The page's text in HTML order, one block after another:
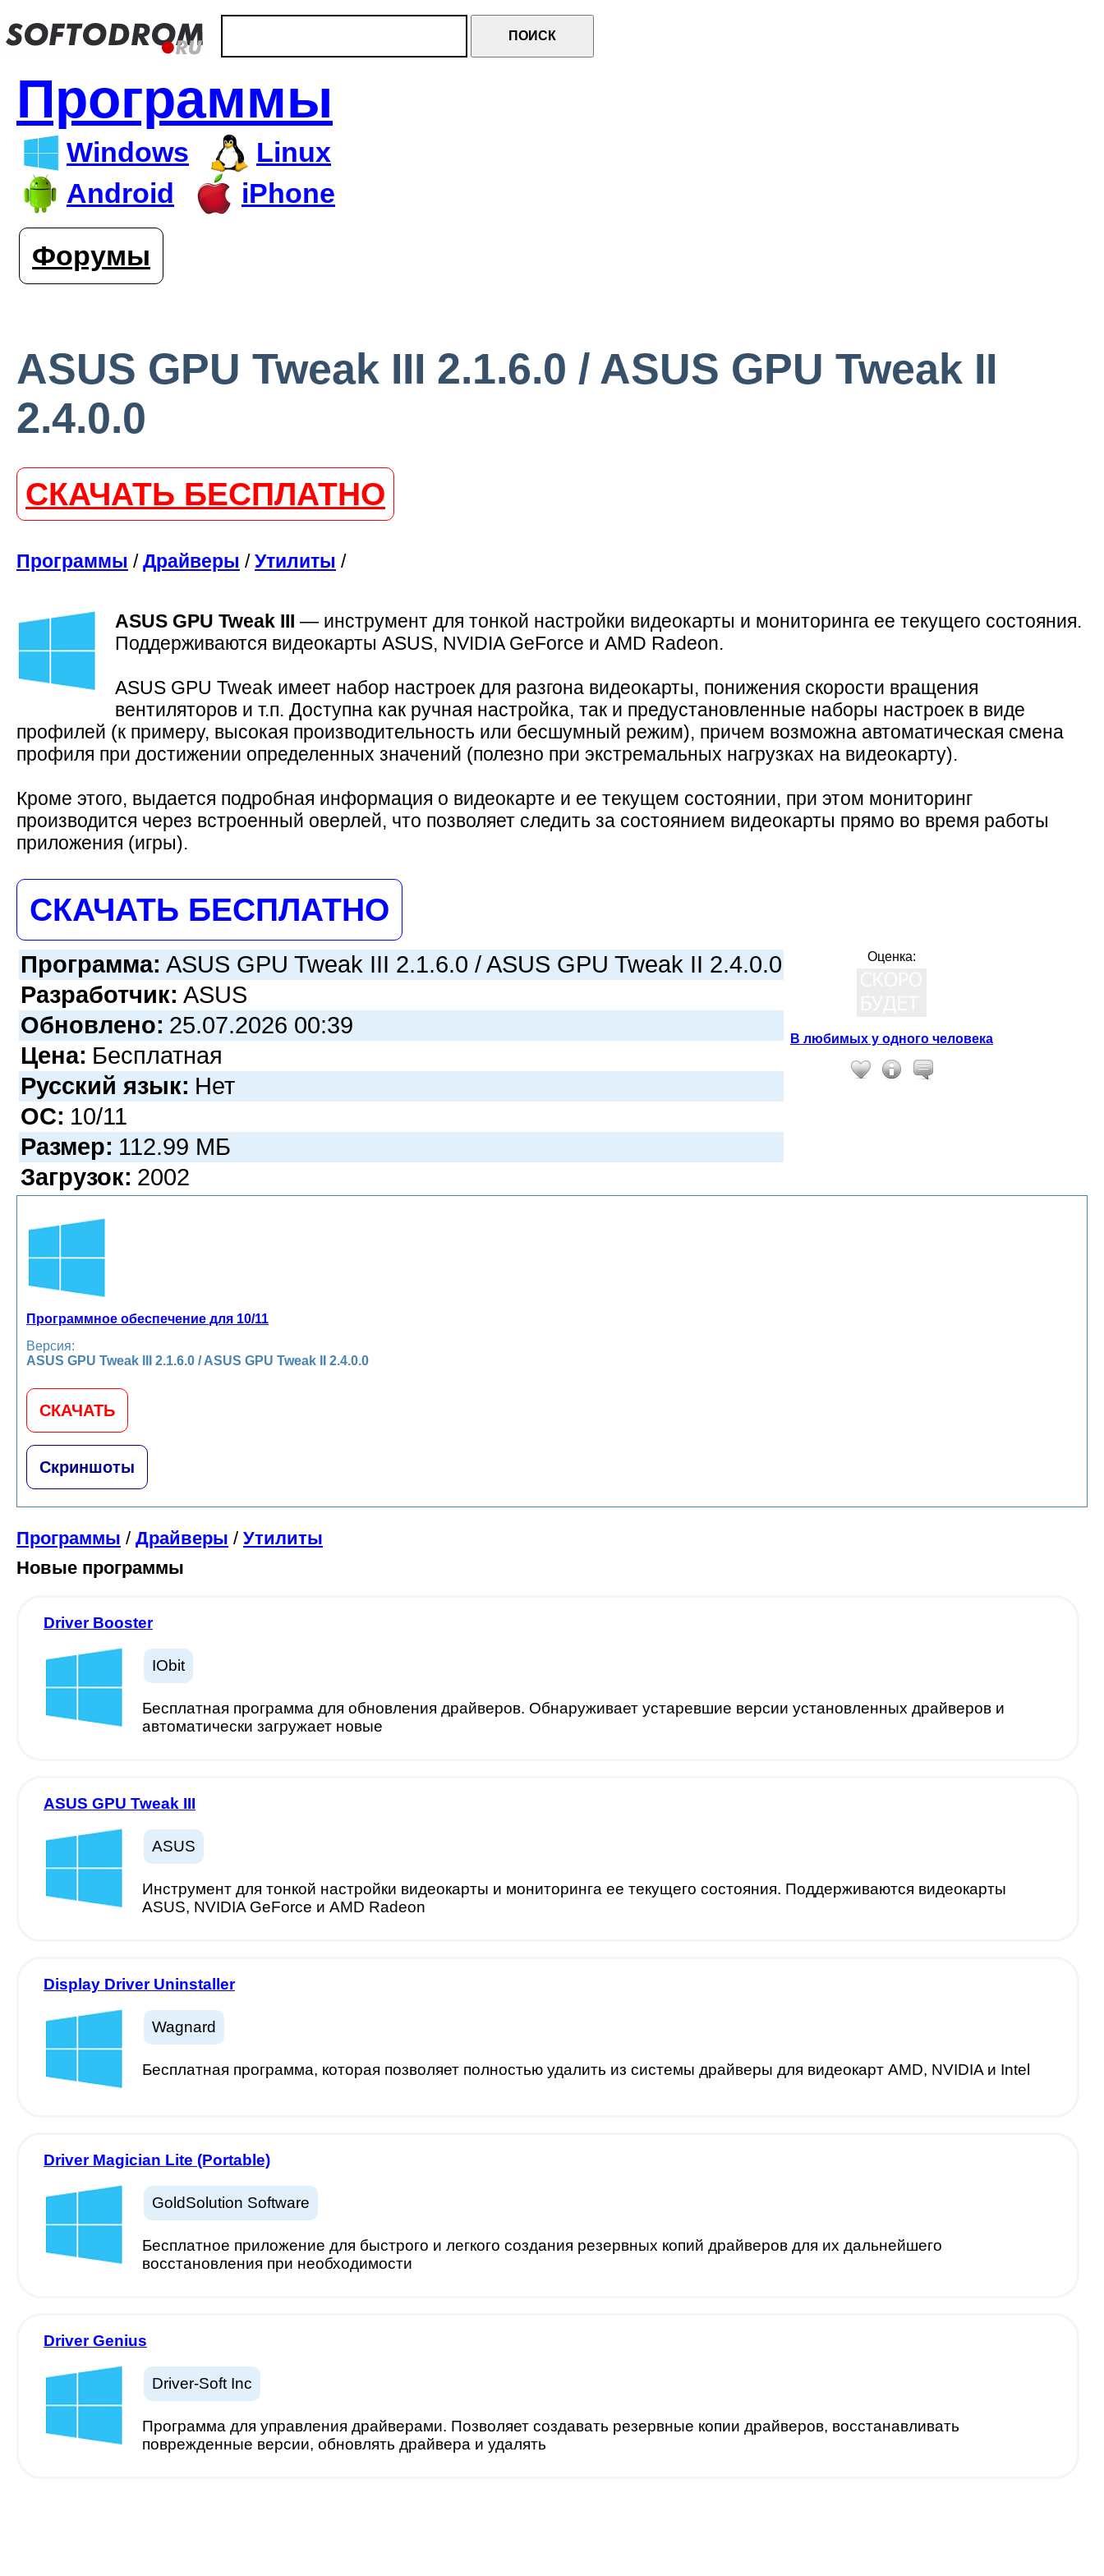
Программы
Windows
Linux
Android
iPhone
Форумы
ASUS GPU Tweak III 2.1.6.0 / ASUS GPU Tweak II
2.4.0.0
СКАЧАТЬ БЕСПЛАТНО
Программы / Драйверы / Утилиты /
ASUS GPU Tweak III — инструмент для тонкой настройки видеокарты и мониторинга ее текущего состояния.
Поддерживаются видеокарты ASUS, NVIDIA GeForce и AMD Radeon.
ASUS GPU Tweak имеет набор настроек для разгона видеокарты, понижения скорости вращения
вентиляторов и т.п. Доступна как ручная настройка, так и предустановленные наборы настроек в виде
профилей (к примеру, высокая производительность или бесшумный режим), причем возможна автоматическая смена
профиля при достижении определенных значений (полезно при экстремальных нагрузках на видеокарту).
Кроме этого, выдается подробная информация о видеокарте и ее текущем состоянии, при этом мониторинг
производится через встроенный оверлей, что позволяет следить за состоянием видеокарты прямо во время работы
приложения (игры).
СКАЧАТЬ БЕСПЛАТНО
Программа: ASUS GPU Tweak III 2.1.6.0 / ASUS GPU Tweak II 2.4.0.0
Разработчик: ASUS
Обновлено: 25.07.2026 00:39
Цена: Бесплатная
Русский язык: Нет
ОС: 10/11
Размер: 112.99 МБ
Загрузок: 2002
Оценка:
В любимых у одного человека
Программное обеспечение для 10/11
Версия:
ASUS GPU Tweak III 2.1.6.0 / ASUS GPU Tweak II 2.4.0.0
СКАЧАТЬ
Скриншоты
Программы / Драйверы / Утилиты
Новые программы
Driver Booster
IObit
Бесплатная программа для обновления драйверов. Обнаруживает устаревшие версии установленных драйверов и
автоматически загружает новые
ASUS GPU Tweak III
ASUS
Инструмент для тонкой настройки видеокарты и мониторинга ее текущего состояния. Поддерживаются видеокарты
ASUS, NVIDIA GeForce и AMD Radeon
Display Driver Uninstaller
Wagnard
Бесплатная программа, которая позволяет полностью удалить из системы драйверы для видеокарт AMD, NVIDIA и Intel
Driver Magician Lite (Portable)
GoldSolution Software
Бесплатное приложение для быстрого и легкого создания резервных копий драйверов для их дальнейшего
восстановления при необходимости
Driver Genius
Driver-Soft Inc
Программа для управления драйверами. Позволяет создавать резервные копии драйверов, восстанавливать
поврежденные версии, обновлять драйвера и удалять